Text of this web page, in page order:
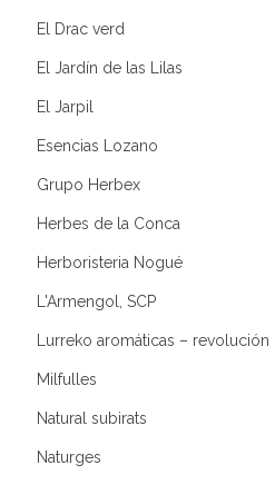
El Drac verd
El Jardín de las Lilas
El Jarpil
Esencias Lozano
Grupo Herbex
Herbes de la Conca
Herboristeria Nogué
L'Armengol, SCP
Lurreko aromáticas – revolución
Milfulles
Natural subirats
Naturges